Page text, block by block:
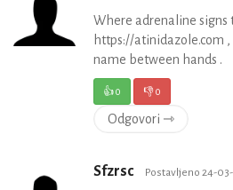
Where adrenaline signs
https://atinidazole.com
name between hands .
👍0 👎0
Odgovori ⇾
Sfzrsc Postavljeno 24-03-